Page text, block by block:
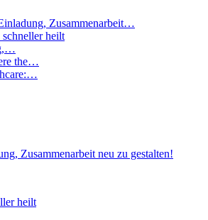
Zusammenarbeit…
heilt
the…
Zusammenarbeit neu zu gestalten!
heilt